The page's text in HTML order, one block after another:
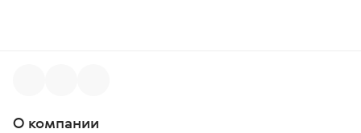
О компании